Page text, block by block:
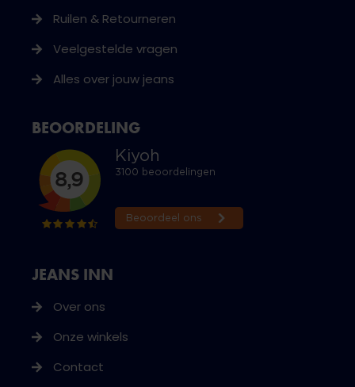
JEANS INN
Over ons
Onze winkels
Contact
Ruilen & Retourneren
Veelgestelde vragen
Alles over jouw jeans
BEOORDELING